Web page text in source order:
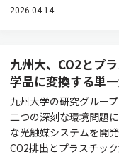
2026.04.14
九州大、CO2とプ
学品に変換する単
九州大学の研究グルー
二つの深刻な環境問題
な光触媒システムを開
CO2排出とプラスチッ